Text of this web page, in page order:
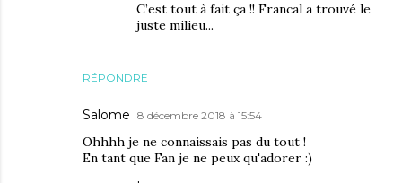
RÉPONDRE
C’est tout à fait ça !! Francal a trouvé le
juste milieu...
Salome 8 décembre 2018 à 15:54
Ohhhh je ne connaissais pas du tout !
En tant que Fan je ne peux qu'adorer :)